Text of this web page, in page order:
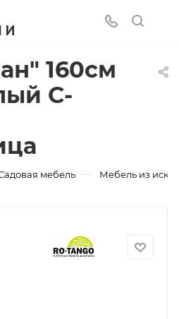
160см
С-
мебель — Мебель из